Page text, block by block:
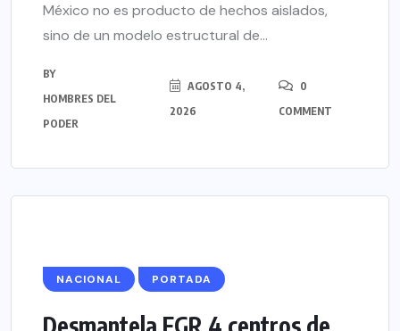
México no es producto de hechos aislados,
sino de un modelo estructural de...
BY
HOMBRES DEL
PODER
AGOSTO 4,
2026
0
COMMENT
NACIONAL PORTADA